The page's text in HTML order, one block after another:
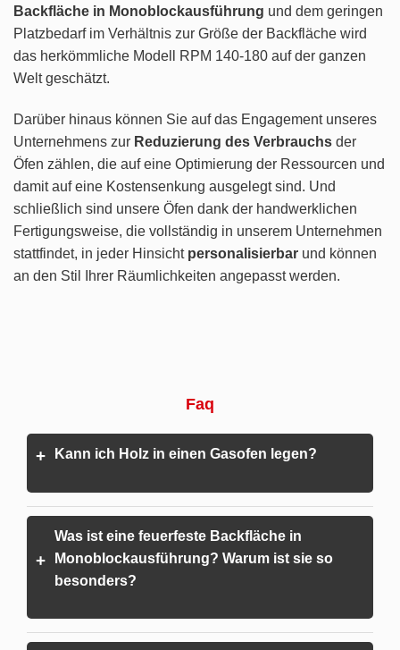
Backfläche in Monoblockausführung und dem geringen
Platzbedarf im Verhältnis zur Größe der Backfläche wird
das herkömmliche Modell RPM 140-180 auf der ganzen
Welt geschätzt.
Darüber hinaus können Sie auf das Engagement unseres
Unternehmens zur Reduzierung des Verbrauchs der
Öfen zählen, die auf eine Optimierung der Ressourcen und
damit auf eine Kostensenkung ausgelegt sind. Und
schließlich sind unsere Öfen dank der handwerklichen
Fertigungsweise, die vollständig in unserem Unternehmen
stattfindet, in jeder Hinsicht personalisierbar und können
an den Stil Ihrer Räumlichkeiten angepasst werden.
Faq
+ Kann ich Holz in einen Gasofen legen?
+
Was ist eine feuerfeste Backfläche in
Monoblockausführung? Warum ist sie so
besonders?